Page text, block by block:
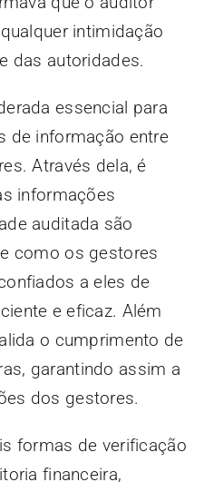
intimidação
das autoridades.
essencial para
de informação entre
Através dela, é
informações
auditada são
como os gestores
a eles de
e eficaz. Além
o cumprimento de
garantindo assim a
dos gestores.
formas de verificação
financeira,